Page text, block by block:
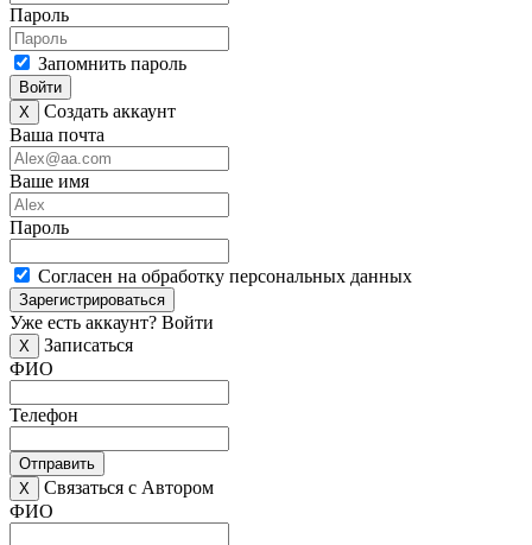
Пароль
Запомнить пароль
Войти
X
Создать аккаунт
Ваша почта
Ваше имя
Пароль
Согласен на обработку персональных данных
Зарегистрироваться
Уже есть аккаунт? Войти
X
Записаться
ФИО
Телефон
Отправить
X
Связаться с Автором
ФИО